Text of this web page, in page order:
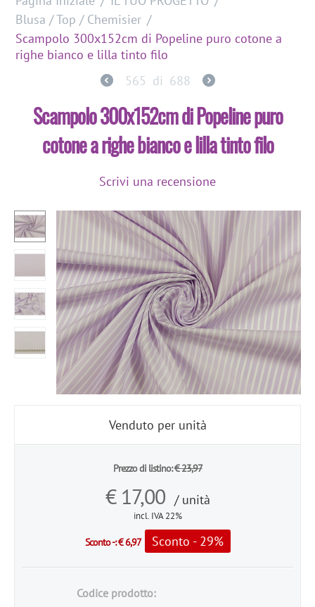
Blusa / Top / Chemisier /
Scampolo 300x152cm di Popeline puro cotone a
righe bianco e lilla tinto filo
565 di 688
Scampolo 300x152cm di Popeline puro
cotone a righe bianco e lilla tinto filo
Scrivi una recensione
Venduto per unità
Prezzo di listino:€23,97
€ 17,00 / unità
incl. IVA 22%
Sconto -:€6,97 Sconto - 29%
Codice prodotto: